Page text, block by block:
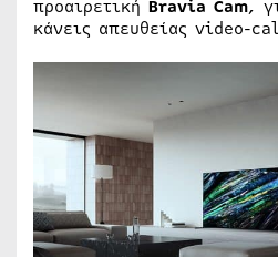
προαιρετική Bravia Cam,
κάνεις απευθείας video-